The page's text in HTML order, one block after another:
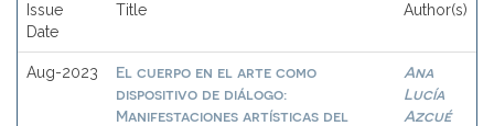
Issue
Date
Title Author(s)
Aug-2023
El cuerpo en el arte como
dispositivo de diálogo:
Manifestaciones artísticas del
Ana
Lucía
Azcué